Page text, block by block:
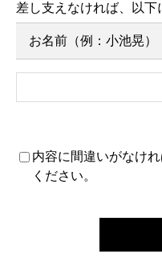
差し支えなければ、以下
お名前（例：小池晃）
内容に間違いがなけ
ください。